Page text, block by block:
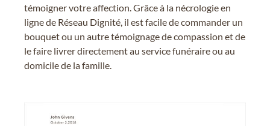
témoigner votre affection. Grâce à la nécrologie en
ligne de Réseau Dignité, il est facile de commander un
bouquet ou un autre témoignage de compassion et de
le faire livrer directement au service funéraire ou au
domicile de la famille.